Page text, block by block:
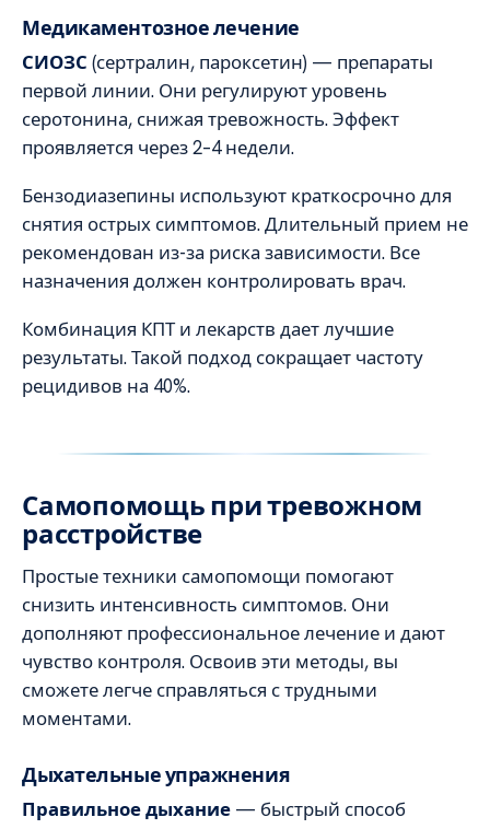
Медикаментозное лечение
СИОЗС (сертралин, пароксетин) — препараты
первой линии. Они регулируют уровень
серотонина, снижая тревожность. Эффект
проявляется через 2–4 недели.
Бензодиазепины используют краткосрочно для
снятия острых симптомов. Длительный прием не
рекомендован из-за риска зависимости. Все
назначения должен контролировать врач.
Комбинация КПТ и лекарств дает лучшие
результаты. Такой подход сокращает частоту
рецидивов на 40%.
Самопомощь при тревожном
расстройстве
Простые техники самопомощи помогают
снизить интенсивность симптомов. Они
дополняют профессиональное лечение и дают
чувство контроля. Освоив эти методы, вы
сможете легче справляться с трудными
моментами.
Дыхательные упражнения
Правильное дыхание — быстрый способ